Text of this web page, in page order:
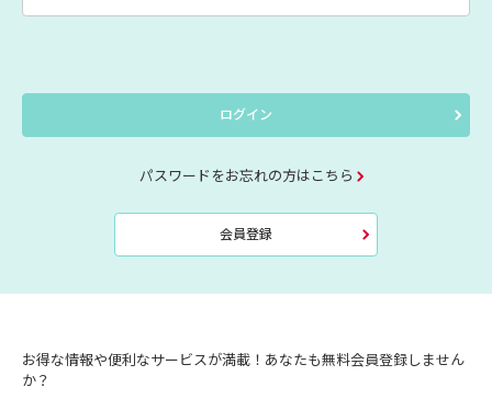
ログイン
パスワードをお忘れの方はこちら
会員登録
お得な情報や便利なサービスが満載！あなたも無料会員登録しません
か？